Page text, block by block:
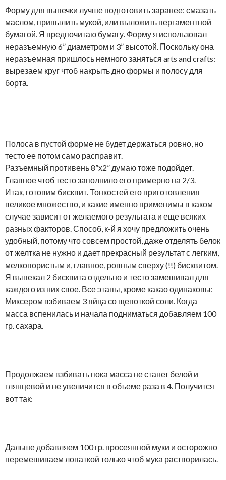
Форму для выпечки лучше подготовить заранее: смазать
маслом, припылить мукой, или выложить пергаментной
бумагой. Я предпочитаю бумагу. Форму я использовал
неразъемную 6” диаметром и 3” высотой. Поскольку она
неразъемная пришлось немного заняться arts and crafts:
вырезаем круг чтоб накрыть дно формы и полосу для
борта.
Полоса в пустой форме не будет держаться ровно, но
тесто ее потом само расправит.
Разъемный противень 8”х2” думаю тоже подойдет.
Главное чтоб тесто заполнило его примерно на 2/3.
Итак, готовим бисквит. Тонкостей его приготовления
великое множество, и какие именно применимы в каком
случае зависит от желаемого результата и еще всяких
разных факторов. Способ, к-й я хочу предложить очень
удобный, потому что совсем простой, даже отделять белок
от желтка не нужно и дает прекрасный результат с легким,
мелкопористым и, главное, ровным сверху (!!) бисквитом.
Я выпекал 2 бисквита отдельно и тесто замешивал для
каждого из них свое. Все этапы, кроме какао одинаковы:
Миксером взбиваем 3 яйца со щепоткой соли. Когда
масса вспенилась и начала подниматься добавляем 100
гр. сахара.
Продолжаем взбивать пока масса не станет белой и
глянцевой и не увеличится в объеме раза в 4. Получится
вот так:
Дальше добавляем 100 гр. просеянной муки и осторожно
перемешиваем лопаткой только чтоб мука растворилась.